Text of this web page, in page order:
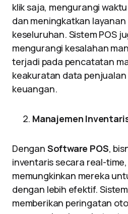
klik saja, mengurangi
dan meningkatkan
keseluruhan. Sistem POS
mengurangi kesalahan
terjadi pada pencatatan
keakuratan data
keuangan.
Manajemen
Dengan Software POS,
inventaris secara real-
memungkinkan mereka
dengan lebih efektif.
memberikan peringatan